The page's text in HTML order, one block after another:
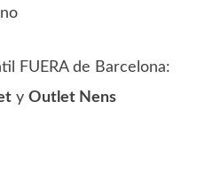
FUERA de Barcelona:
y Outlet Nens